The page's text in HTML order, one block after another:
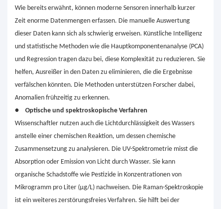
Wie bereits erwähnt, können moderne Sensoren innerhalb kurzer
Zeit enorme Datenmengen erfassen. Die manuelle Auswertung
dieser Daten kann sich als schwierig erweisen. Künstliche Intelligenz
und statistische Methoden wie die Hauptkomponentenanalyse (PCA)
und Regression tragen dazu bei, diese Komplexität zu reduzieren. Sie
helfen, Ausreißer in den Daten zu eliminieren, die die Ergebnisse
verfälschen könnten. Die Methoden unterstützen Forscher dabei,
Anomalien frühzeitig zu erkennen.
●
Optische und spektroskopische Verfahren
Wissenschaftler nutzen auch die Lichtdurchlässigkeit des Wassers
anstelle einer chemischen Reaktion, um dessen chemische
Zusammensetzung zu analysieren. Die UV-Spektrometrie misst die
Absorption oder Emission von Licht durch Wasser. Sie kann
organische Schadstoffe wie Pestizide in Konzentrationen von
Mikrogramm pro Liter (µg/L) nachweisen. Die Raman-Spektroskopie
ist ein weiteres zerstörungsfreies Verfahren. Sie hilft bei der